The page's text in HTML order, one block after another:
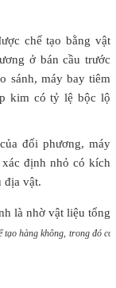
chế tạo bằng vật
ở bán cầu trước
sánh, máy bay tiêm
kim có tỷ lệ bộc lộ
đối phương, máy
định nhỏ có kích
địa vật.
hàng không, trong đó có